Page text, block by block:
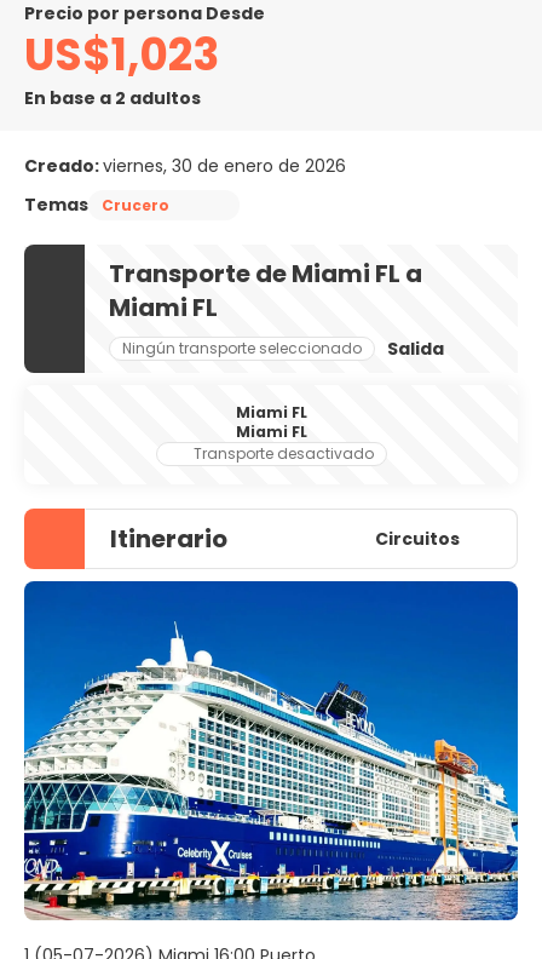
precio por persona Desde
US$1,023
En base a 2 adultos
Creado:viernes, 30 de enero de 2026
Temas
Crucero
Transporte de Miami FL a
Miami FL
Ningún transporte seleccionado Salida
Miami FL
Miami FL
Transporte desactivado
Itinerario Circuitos